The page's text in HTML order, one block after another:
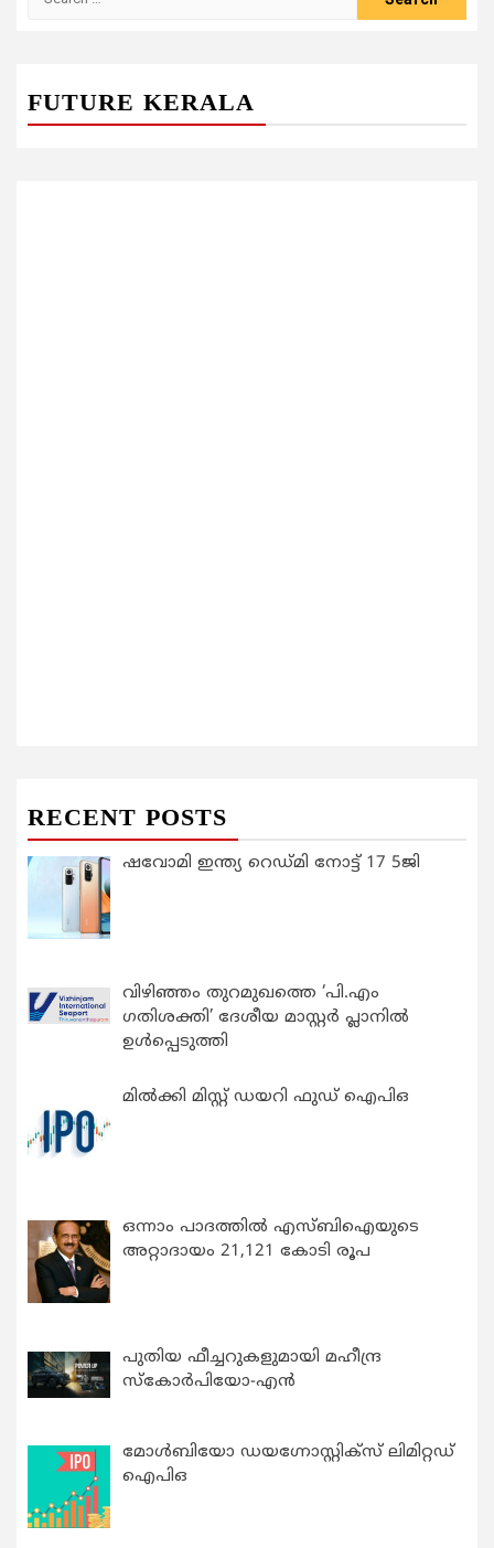
FUTURE KERALA
RECENT POSTS
ഷവോമി ഇന്ത്യ റെഡ്മി നോട്ട് 17 5ജി
വിഴിഞ്ഞം തുറമുഖത്തെ ‘പി.എം
ഗതിശക്തി’ ദേശീയ മാസ്റ്റർ പ്ലാനിൽ
ഉൾപ്പെടുത്തി
മിൽക്കി മിസ്റ്റ് ഡയറി ഫുഡ് ഐപിഒ
ഒന്നാം പാദത്തിൽ എസ്ബിഐയുടെ
അറ്റാദായം 21,121 കോടി രൂപ
പുതിയ ഫീച്ചറുകളുമായി മഹീന്ദ്ര
സ്കോർപിയോ-എൻ
മോൾബിയോ ഡയഗ്നോസ്റ്റിക്സ് ലിമിറ്റഡ്
ഐപിഒ